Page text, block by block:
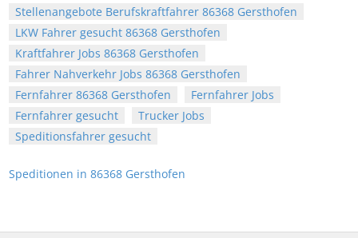
Stellenangebote Berufskraftfahrer 86368 Gersthofen
LKW Fahrer gesucht 86368 Gersthofen
Kraftfahrer Jobs 86368 Gersthofen
Fahrer Nahverkehr Jobs 86368 Gersthofen
Fernfahrer 86368 Gersthofen
Fernfahrer Jobs
Fernfahrer gesucht
Trucker Jobs
Speditionsfahrer gesucht
Speditionen in 86368 Gersthofen